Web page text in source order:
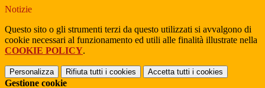
Notizie
Questo sito o gli strumenti terzi da questo utilizzati si avvalgono di
cookie necessari al funzionamento ed utili alle finalità illustrate nella
COOKIE POLICY.
Personalizza Rifiuta tutti i cookies Accetta tutti i cookies
Gestione cookie